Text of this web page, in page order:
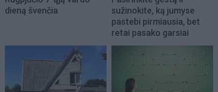
dieną švenčia
sužinokite, ką jumyse
pastebi pirmiausia, bet
retai pasako garsiai